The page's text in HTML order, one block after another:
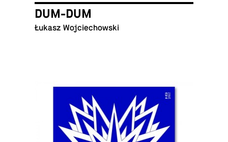
DUM-DUM
Łukasz Wojciechowski